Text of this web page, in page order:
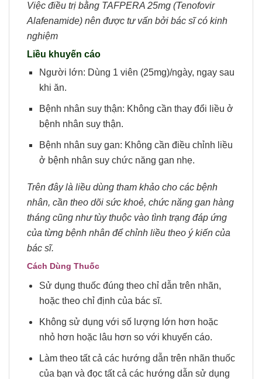
Việc điều trị bằng TAFPERA 25mg (Tenofovir
Alafenamide) nên được tư vấn bởi bác sĩ có kinh
nghiệm
Liều khuyến cáo
Người lớn: Dùng 1 viên (25mg)/ngày, ngay sau
khi ăn.
Bệnh nhân suy thận: Không cần thay đổi liều ở
bệnh nhân suy thận.
Bệnh nhân suy gan: Không cần điều chỉnh liều
ở bệnh nhân suy chức năng gan nhẹ.
Trên đây là liều dùng tham khảo cho các bệnh
nhân, cần theo dõi sức khoẻ, chức năng gan hàng
tháng cũng như tùy thuộc vào tình trạng đáp ứng
của từng bệnh nhân để chỉnh liều theo ý kiến của
bác sĩ.
Cách Dùng Thuốc
Sử dụng thuốc đúng theo chỉ dẫn trên nhãn,
hoặc theo chỉ định của bác sĩ.
Không sử dụng với số lượng lớn hơn hoặc
nhỏ hơn hoặc lâu hơn so với khuyến cáo.
Làm theo tất cả các hướng dẫn trên nhãn thuốc
của bạn và đọc tất cả các hướng dẫn sử dụng